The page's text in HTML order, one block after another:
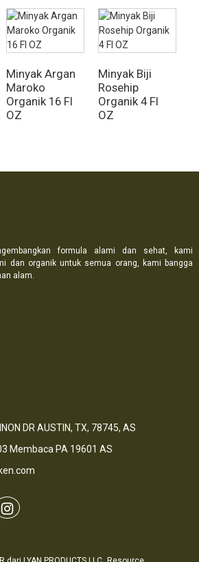
Minyak Argan
Maroko
Organik 16 Fl
OZ
Minyak Biji
Rosehip
Organik 4 Fl
OZ
formula alami dan sehat, kami
dan organik untuk semua orang, kami bangga
alam.
DR AUSTIN, TX, 78745, AS
Membaca PA 19601 AS